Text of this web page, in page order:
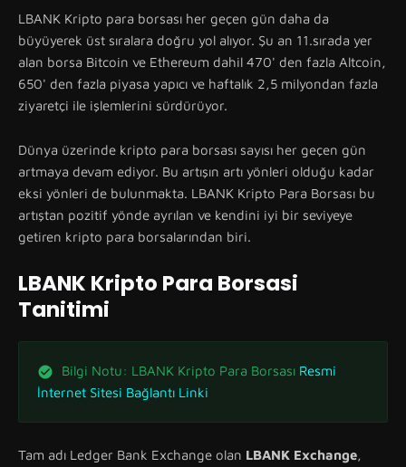
LBANK Kripto para borsası her geçen gün daha da
büyüyerek üst sıralara doğru yol alıyor. Şu an 11.sırada yer
alan borsa Bitcoin ve Ethereum dahil 470' den fazla Altcoin,
650' den fazla piyasa yapıcı ve haftalık 2,5 milyondan fazla
ziyaretçi ile işlemlerini sürdürüyor.
Dünya üzerinde kripto para borsası sayısı her geçen gün
artmaya devam ediyor. Bu artışın artı yönleri olduğu kadar
eksi yönleri de bulunmakta. LBANK Kripto Para Borsası bu
artıştan pozitif yönde ayrılan ve kendini iyi bir seviyeye
getiren kripto para borsalarından biri.
LBANK Kripto Para Borsasi
Tanitimi
Bilgi Notu: LBANK Kripto Para Borsası Resmi
İnternet Sitesi Bağlantı Linki
Tam adı Ledger Bank Exchange olan LBANK Exchange,